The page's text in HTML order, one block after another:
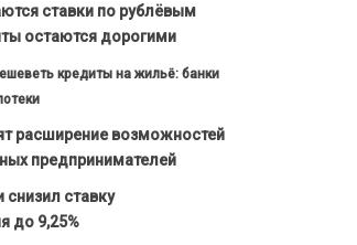
ставки по рублёвым
остаются дорогими
кредиты на жильё: банки
расширение возможностей
предпринимателей
снизил ставку
до 9,25%